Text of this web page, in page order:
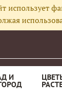
использует
И